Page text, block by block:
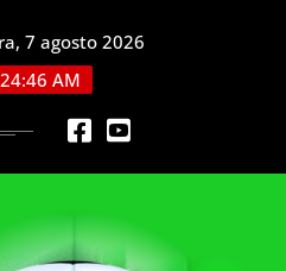
7 agosto 2026
AM